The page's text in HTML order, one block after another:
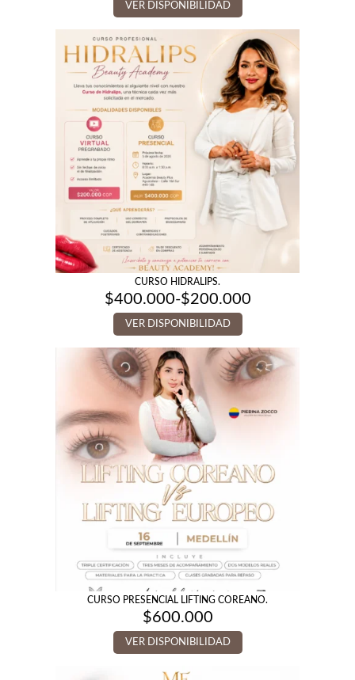
VER DISPONIBILIDAD
CURSO HIDRALIPS.
$200.000
-
$400.000
Rango
de
precios:
desde
$200.000
hasta
$400.000
VER DISPONIBILIDAD
CURSO PRESENCIAL LIFTING COREANO.
$600.000
VER DISPONIBILIDAD